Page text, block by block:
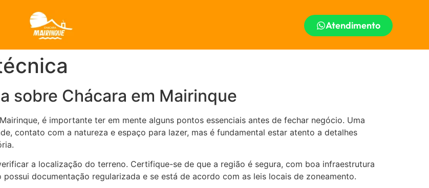
Atendimento
sobre Chácara em Mairinque
é importante ter em mente alguns pontos essenciais antes de fechar negócio. Uma
contato com a natureza e espaço para lazer, mas é fundamental estar atento a detalhes
a localização do terreno. Certifique-se de que a região é segura, com boa infraestrutura
documentação regularizada e se está de acordo com as leis locais de zoneamento.